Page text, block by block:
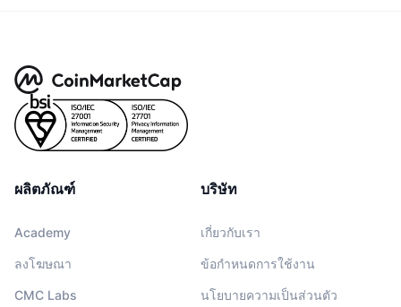
ผลิตภัณฑ์
Academy
ลงโฆษณา
CMC Labs
บริษัท
เกี่ยวกับเรา
ข้อกำหนดการใช้งาน
นโยบายความเป็นส่วนตัว